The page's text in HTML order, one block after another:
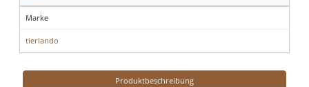
Marke
tierlando
Produktbeschreibung